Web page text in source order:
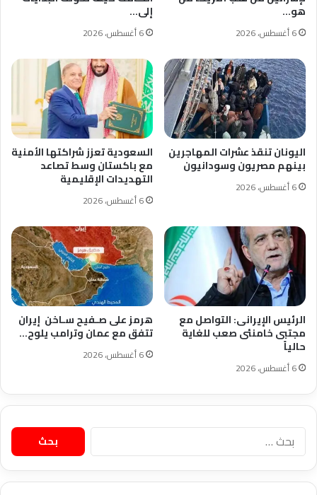
هو…
6 أغسطس، 2026
إلى…
6 أغسطس، 2026
اليونان تنقذ عشرات المهاجرين
بينهم مصريون وسودانيون
6 أغسطس، 2026
السعودية تعزز شراكتها الأمنية
مع باكستان وسط تصاعد
التهديدات الإقليمية
6 أغسطس، 2026
الرئيس الإيرانى: التواصل مع
مجتبى خامنئى صعب للغاية
حالياً
6 أغسطس، 2026
هرمز على صـفيح سـاخن إيران
تتفق مع عمان وترامب يلوح…
6 أغسطس، 2026
البحث
عن: